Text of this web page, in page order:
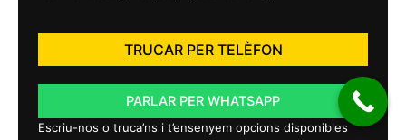
TRUCAR PER TELÈFON
PARLAR PER WHATSAPP
Escriu-nos o truca’ns i t’ensenyem opcions disponibles